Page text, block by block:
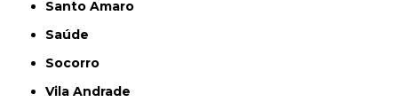
Santo Amaro
Saúde
Socorro
Vila Andrade